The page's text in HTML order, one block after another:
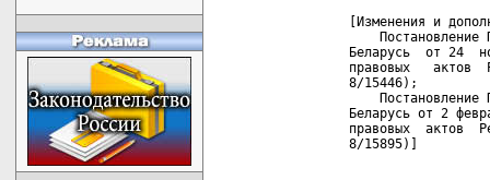
[Изменения и
Постановление
Беларусь  от 24
правовых   актов
          8/15446);
Постановление
Беларусь от 2
правовых  актов
          8/15895)]